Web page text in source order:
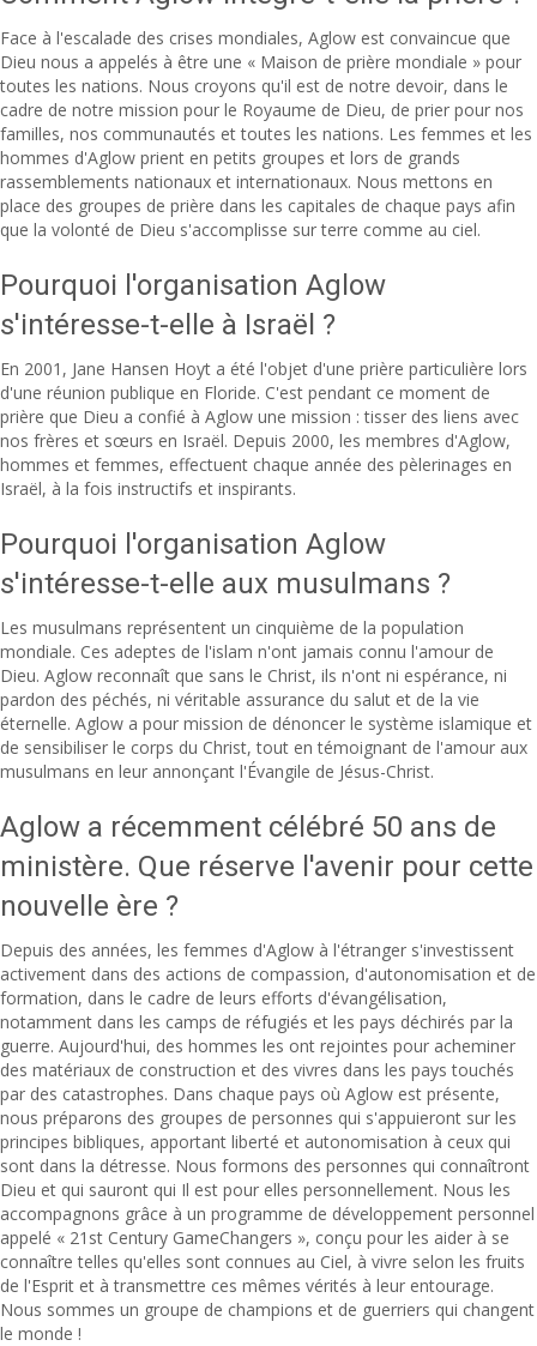
Face à l'escalade des crises mondiales, Aglow est convaincue que
Dieu nous a appelés à être une « Maison de prière mondiale » pour
toutes les nations. Nous croyons qu'il est de notre devoir, dans le
cadre de notre mission pour le Royaume de Dieu, de prier pour nos
familles, nos communautés et toutes les nations. Les femmes et les
hommes d'Aglow prient en petits groupes et lors de grands
rassemblements nationaux et internationaux. Nous mettons en
place des groupes de prière dans les capitales de chaque pays afin
que la volonté de Dieu s'accomplisse sur terre comme au ciel.
Pourquoi l'organisation Aglow
s'intéresse-t-elle à Israël ?
En 2001, Jane Hansen Hoyt a été l'objet d'une prière particulière lors
d'une réunion publique en Floride. C'est pendant ce moment de
prière que Dieu a confié à Aglow une mission : tisser des liens avec
nos frères et sœurs en Israël. Depuis 2000, les membres d'Aglow,
hommes et femmes, effectuent chaque année des pèlerinages en
Israël, à la fois instructifs et inspirants.
Pourquoi l'organisation Aglow
s'intéresse-t-elle aux musulmans ?
Les musulmans représentent un cinquième de la population
mondiale. Ces adeptes de l'islam n'ont jamais connu l'amour de
Dieu. Aglow reconnaît que sans le Christ, ils n'ont ni espérance, ni
pardon des péchés, ni véritable assurance du salut et de la vie
éternelle. Aglow a pour mission de dénoncer le système islamique et
de sensibiliser le corps du Christ, tout en témoignant de l'amour aux
musulmans en leur annonçant l'Évangile de Jésus-Christ.
Aglow a récemment célébré 50 ans de
ministère. Que réserve l'avenir pour cette
nouvelle ère ?
Depuis des années, les femmes d'Aglow à l'étranger s'investissent
activement dans des actions de compassion, d'autonomisation et de
formation, dans le cadre de leurs efforts d'évangélisation,
notamment dans les camps de réfugiés et les pays déchirés par la
guerre. Aujourd'hui, des hommes les ont rejointes pour acheminer
des matériaux de construction et des vivres dans les pays touchés
par des catastrophes. Dans chaque pays où Aglow est présente,
nous préparons des groupes de personnes qui s'appuieront sur les
principes bibliques, apportant liberté et autonomisation à ceux qui
sont dans la détresse. Nous formons des personnes qui connaîtront
Dieu et qui sauront qui Il est pour elles personnellement. Nous les
accompagnons grâce à un programme de développement personnel
appelé « 21st Century GameChangers », conçu pour les aider à se
connaître telles qu'elles sont connues au Ciel, à vivre selon les fruits
de l'Esprit et à transmettre ces mêmes vérités à leur entourage.
Nous sommes un groupe de champions et de guerriers qui changent
le monde !